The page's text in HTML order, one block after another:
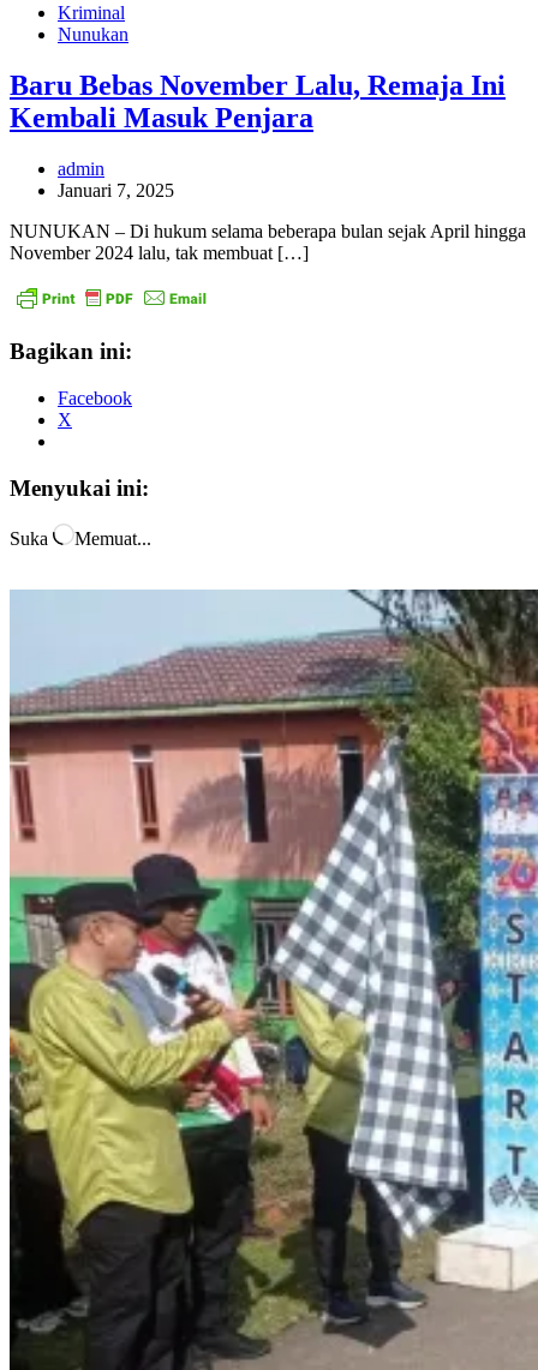
Kriminal
Nunukan
Baru Bebas November Lalu, Remaja Ini
Kembali Masuk Penjara
admin
Januari 7, 2025
NUNUKAN – Di hukum selama beberapa bulan sejak April hingga
November 2024 lalu, tak membuat […]
Bagikan ini:
Facebook
X
Menyukai ini:
Suka Memuat...